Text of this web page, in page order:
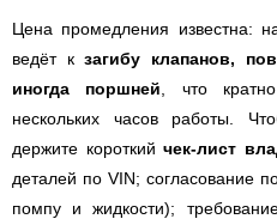
Цена промедления известна:
ведёт кзагибу клапанов,
иногда поршней , что
нескольких часов работы.
держите короткий чек-лист
деталей по VIN; согласование
помпу и жидкости);